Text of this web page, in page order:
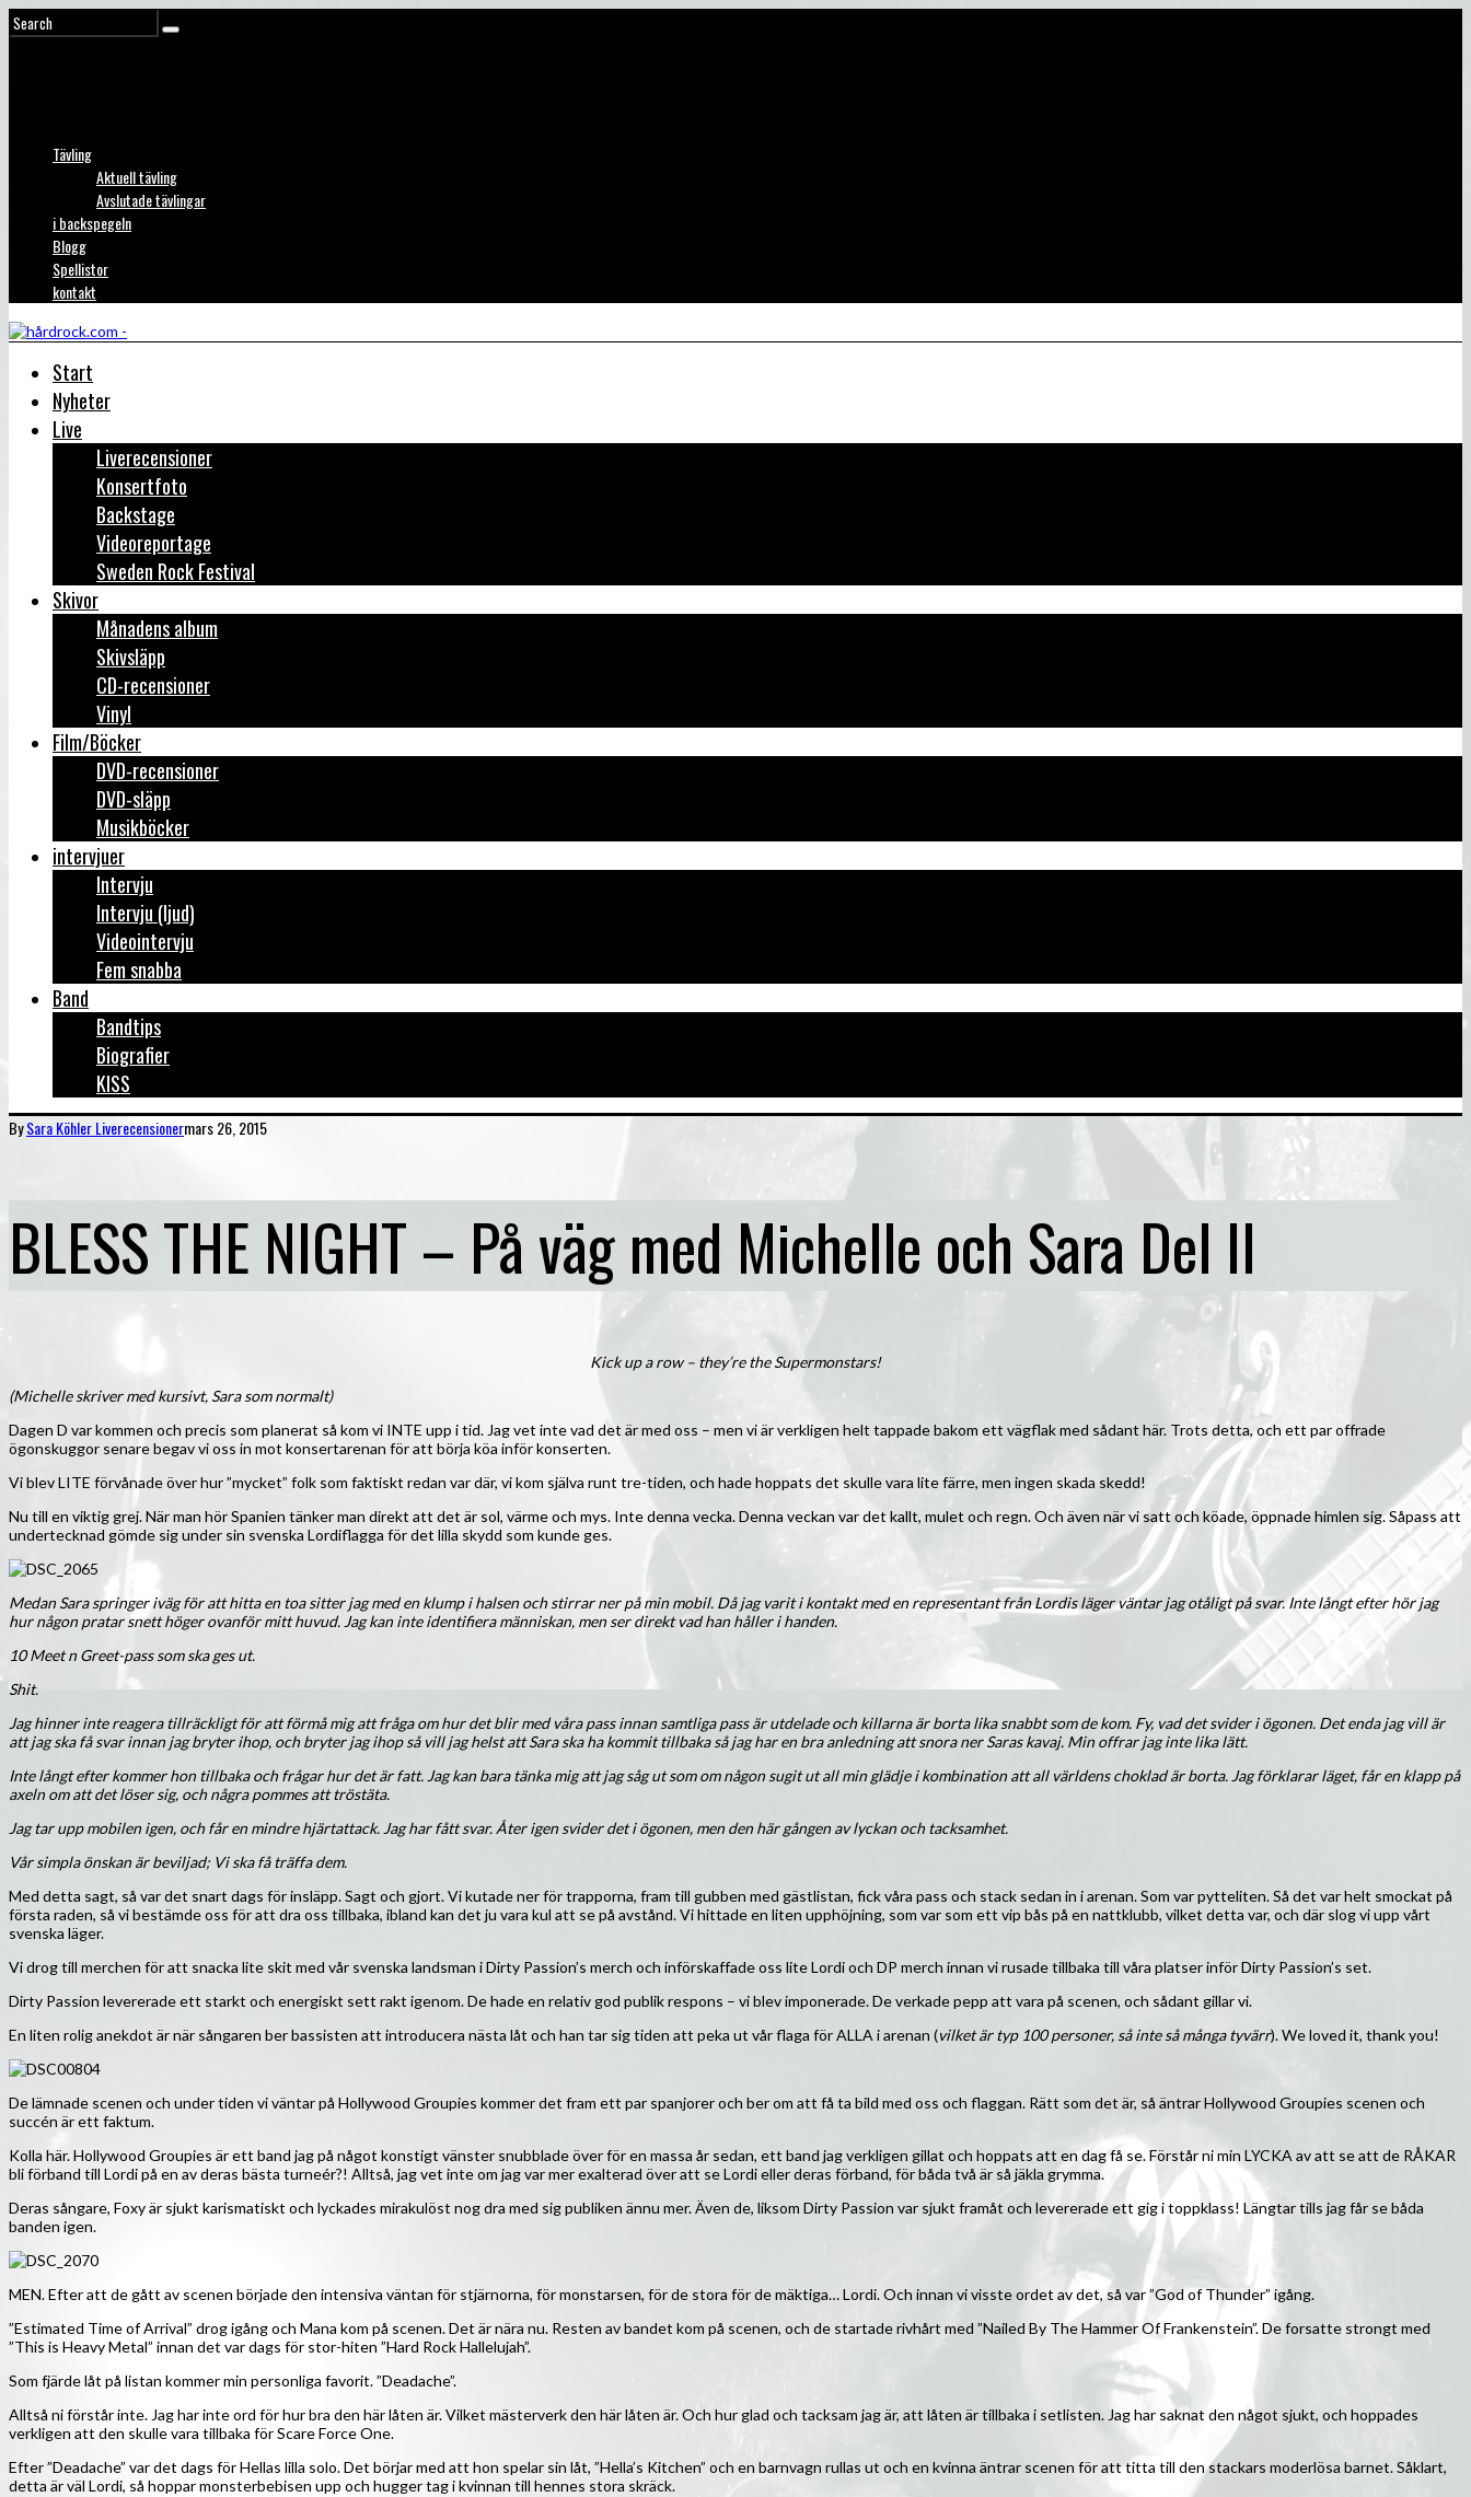
Tävling
Aktuell tävling
Avslutade tävlingar
i backspegeln
Blogg
Spellistor
kontakt
Start
Nyheter
Live
Liverecensioner
Konsertfoto
Backstage
Videoreportage
Sweden Rock Festival
Skivor
Månadens album
Skivsläpp
CD-recensioner
Vinyl
Film/Böcker
DVD-recensioner
DVD-släpp
Musikböcker
intervjuer
Intervju
Intervju (ljud)
Videointervju
Fem snabba
Band
Bandtips
Biografier
KISS
BySara KöhlerLiverecensionermars 26, 2015
BLESS THE NIGHT – På väg med Michelle och Sara Del II
Kick up a row – they’re the Supermonstars!
(Michelle skriver med kursivt, Sara som normalt)
Dagen D var kommen och precis som planerat så kom vi INTE upp i tid. Jag vet inte vad det är med oss – men vi är verkligen helt tappade bakom ett vägflak med sådant här. Trots detta, och ett par offrade
ögonskuggor senare begav vi oss in mot konsertarenan för att börja köa inför konserten.
Vi blev LITE förvånade över hur ”mycket” folk som faktiskt redan var där, vi kom själva runt tre-tiden, och hade hoppats det skulle vara lite färre, men ingen skada skedd!
Nu till en viktig grej. När man hör Spanien tänker man direkt att det är sol, värme och mys. Inte denna vecka. Denna veckan var det kallt, mulet och regn. Och även när vi satt och köade, öppnade himlen sig. Såpass att
undertecknad gömde sig under sin svenska Lordiflagga för det lilla skydd som kunde ges.
Medan Sara springer iväg för att hitta en toa sitter jag med en klump i halsen och stirrar ner på min mobil. Då jag varit i kontakt med en representant från Lordis läger väntar jag otåligt på svar. Inte långt efter hör jag
hur någon pratar snett höger ovanför mitt huvud. Jag kan inte identifiera människan, men ser direkt vad han håller i handen.
10 Meet n Greet-pass som ska ges ut.
Shit.
Jag hinner inte reagera tillräckligt för att förmå mig att fråga om hur det blir med våra pass innan samtliga pass är utdelade och killarna är borta lika snabbt som de kom. Fy, vad det svider i ögonen. Det enda jag vill är
att jag ska få svar innan jag bryter ihop, och bryter jag ihop så vill jag helst att Sara ska ha kommit tillbaka så jag har en bra anledning att snora ner Saras kavaj. Min offrar jag inte lika lätt.
Inte långt efter kommer hon tillbaka och frågar hur det är fatt. Jag kan bara tänka mig att jag såg ut som om någon sugit ut all min glädje i kombination att all världens choklad är borta. Jag förklarar läget, får en klapp på
axeln om att det löser sig, och några pommes att tröstäta.
Jag tar upp mobilen igen, och får en mindre hjärtattack. Jag har fått svar. Åter igen svider det i ögonen, men den här gången av lyckan och tacksamhet.
Vår simpla önskan är beviljad; Vi ska få träffa dem.
Med detta sagt, så var det snart dags för insläpp. Sagt och gjort. Vi kutade ner för trapporna, fram till gubben med gästlistan, fick våra pass och stack sedan in i arenan. Som var pytteliten. Så det var helt smockat på
första raden, så vi bestämde oss för att dra oss tillbaka, ibland kan det ju vara kul att se på avstånd. Vi hittade en liten upphöjning, som var som ett vip bås på en nattklubb, vilket detta var, och där slog vi upp vårt
svenska läger.
Vi drog till merchen för att snacka lite skit med vår svenska landsman i Dirty Passion’s merch och införskaffade oss lite Lordi och DP merch innan vi rusade tillbaka till våra platser inför Dirty Passion’s set.
Dirty Passion levererade ett starkt och energiskt sett rakt igenom. De hade en relativ god publik respons – vi blev imponerade. De verkade pepp att vara på scenen, och sådant gillar vi.
En liten rolig anekdot är när sångaren ber bassisten att introducera nästa låt och han tar sig tiden att peka ut vår flaga för ALLA i arenan (vilket är typ 100 personer, så inte så många tyvärr). We loved it, thank you!
De lämnade scenen och under tiden vi väntar på Hollywood Groupies kommer det fram ett par spanjorer och ber om att få ta bild med oss och flaggan. Rätt som det är, så äntrar Hollywood Groupies scenen och
succén är ett faktum.
Kolla här. Hollywood Groupies är ett band jag på något konstigt vänster snubblade över för en massa år sedan, ett band jag verkligen gillat och hoppats att en dag få se. Förstår ni min LYCKA av att se att de RÅKAR
bli förband till Lordi på en av deras bästa turneér?! Alltså, jag vet inte om jag var mer exalterad över att se Lordi eller deras förband, för båda två är så jäkla grymma.
Deras sångare, Foxy är sjukt karismatiskt och lyckades mirakulöst nog dra med sig publiken ännu mer. Även de, liksom Dirty Passion var sjukt framåt och levererade ett gig i toppklass! Längtar tills jag får se båda
banden igen.
MEN. Efter att de gått av scenen började den intensiva väntan för stjärnorna, för monstarsen, för de stora för de mäktiga… Lordi. Och innan vi visste ordet av det, så var ”God of Thunder” igång.
”Estimated Time of Arrival” drog igång och Mana kom på scenen. Det är nära nu. Resten av bandet kom på scenen, och de startade rivhårt med ”Nailed By The Hammer Of Frankenstein”. De forsatte strongt med
”This is Heavy Metal” innan det var dags för stor-hiten ”Hard Rock Hallelujah”.
Som fjärde låt på listan kommer min personliga favorit. ”Deadache”.
Alltså ni förstår inte. Jag har inte ord för hur bra den här låten är. Vilket mästerverk den här låten är. Och hur glad och tacksam jag är, att låten är tillbaka i setlisten. Jag har saknat den något sjukt, och hoppades
verkligen att den skulle vara tillbaka för Scare Force One.
Efter ”Deadache” var det dags för Hellas lilla solo. Det börjar med att hon spelar sin låt, ”Hella’s Kitchen” och en barnvagn rullas ut och en kvinna äntrar scenen för att titta till den stackars moderlösa barnet. Såklart,
detta är väl Lordi, så hoppar monsterbebisen upp och hugger tag i kvinnan till hennes stora skräck.